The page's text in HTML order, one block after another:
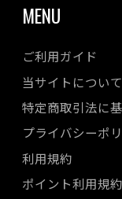
MENU
ご利用ガイド
当サイトについて
特定商取引法に
プライバシーポ
利用規約
ポイント利用規約